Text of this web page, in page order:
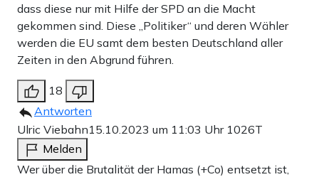
dass diese nur mit Hilfe der SPD an die Macht
gekommen sind. Diese „Politiker“ und deren Wähler
werden die EU samt dem besten Deutschland aller
Zeiten in den Abgrund führen.
18
Antworten
Ulric Viebahn15.10.2023 um 11:03 Uhr 1026T
Melden
Wer über die Brutalität der Hamas (+Co) entsetzt ist,